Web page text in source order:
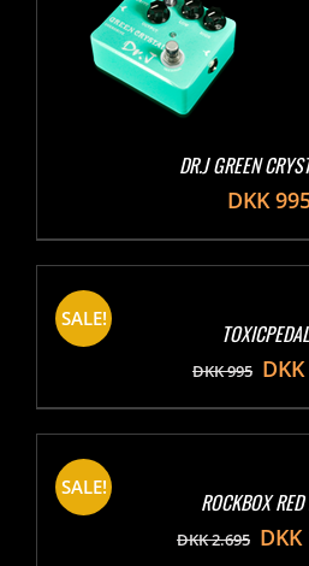
DR.J GREEN
DKK
SALE!
DKK995 DKK
SALE!
ROCKBOX RED
DKK2.695 DKK